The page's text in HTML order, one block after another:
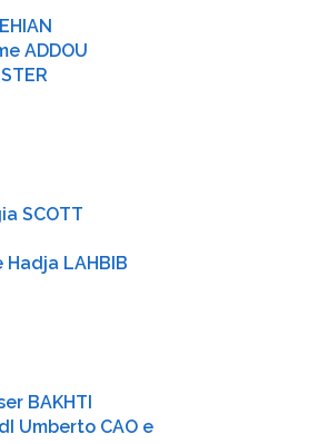
ADDOU
SCOTT
Hadja LAHBIB
BAKHTI
Umberto CAO e